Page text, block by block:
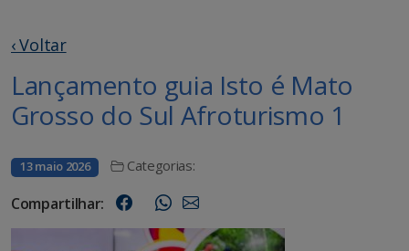
‹ Voltar
Lançamento guia Isto é Mato
Grosso do Sul Afroturismo 1
13 maio 2026 Categorias:
Compartilhar: